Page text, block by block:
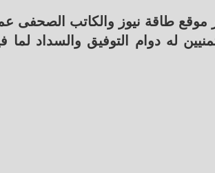
طاقة نيوز والكاتب الصحفى
له دوام التوفيق والسداد لما